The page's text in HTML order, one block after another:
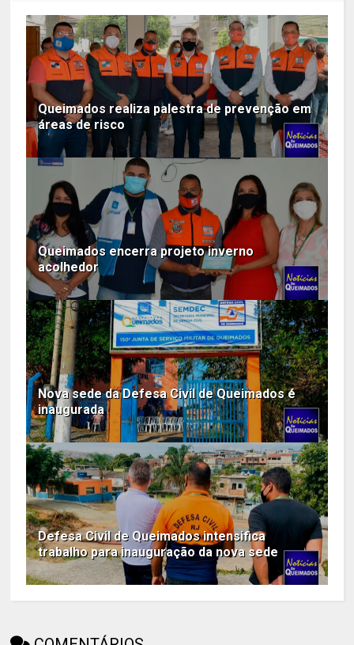
Queimados realiza palestra de prevenção em
áreas de risco
Queimados encerra projeto inverno
acolhedor
Nova sede da Defesa Civil de Queimados é
inaugurada
Defesa Civil de Queimados intensifica
trabalho para inauguração da nova sede